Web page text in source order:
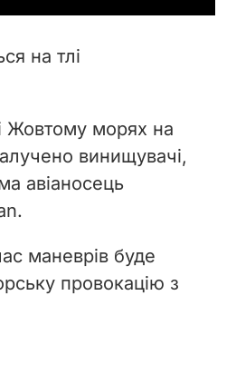
на тлі
Жовтому морях на
винищувачі,
авіаносець
маневрів буде
провокацію з